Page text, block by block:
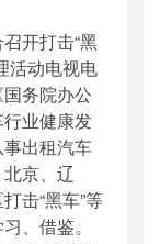
开打击“黑
活动电视电
务院办公
业健康发
出租汽车
京、辽
击“黑车”等
、借鉴。